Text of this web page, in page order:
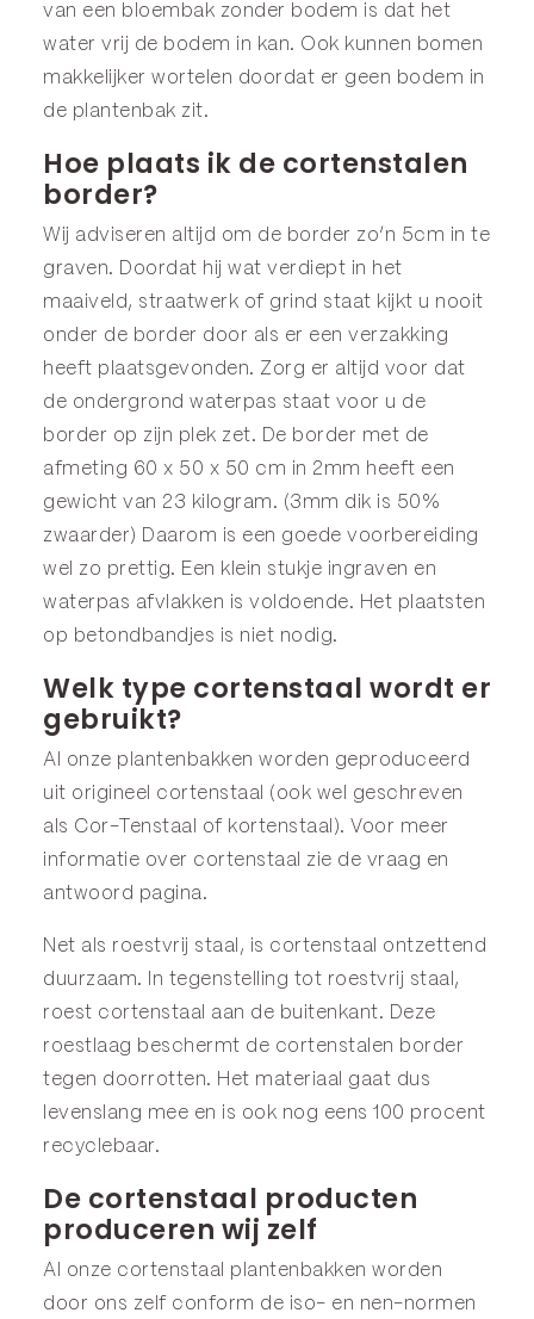
van een bloembak zonder bodem is dat het
water vrij de bodem in kan. Ook kunnen bomen
makkelijker wortelen doordat er geen bodem in
de plantenbak zit.
Hoe plaats ik de cortenstalen
border?
Wij adviseren altijd om de border zo’n 5cm in te
graven. Doordat hij wat verdiept in het
maaiveld, straatwerk of grind staat kijkt u nooit
onder de border door als er een verzakking
heeft plaatsgevonden. Zorg er altijd voor dat
de ondergrond waterpas staat voor u de
border op zijn plek zet. De border met de
afmeting 60 x 50 x 50 cm in 2mm heeft een
gewicht van 23 kilogram. (3mm dik is 50%
zwaarder) Daarom is een goede voorbereiding
wel zo prettig. Een klein stukje ingraven en
waterpas afvlakken is voldoende. Het plaatsten
op betondbandjes is niet nodig.
Welk type cortenstaal wordt er
gebruikt?
Al onze plantenbakken worden geproduceerd
uit origineel cortenstaal (ook wel geschreven
als Cor-Tenstaal of kortenstaal). Voor meer
informatie over cortenstaal zie de vraag en
antwoord pagina.
Net als roestvrij staal, is cortenstaal ontzettend
duurzaam. In tegenstelling tot roestvrij staal,
roest cortenstaal aan de buitenkant. Deze
roestlaag beschermt de cortenstalen border
tegen doorrotten. Het materiaal gaat dus
levenslang mee en is ook nog eens 100 procent
recyclebaar.
De cortenstaal producten
produceren wij zelf
Al onze cortenstaal plantenbakken worden
door ons zelf conform de iso- en nen-normen